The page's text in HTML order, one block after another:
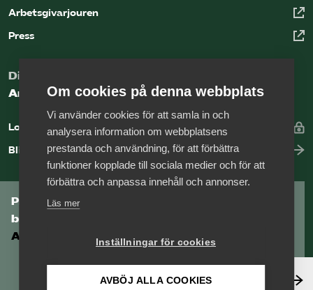
Arbetsgivarjouren
Press
Digital kunskapsbank för arbetsgivare
Arbetsgivarguiden
Logga in
Bli medlem
Prenumerera på Tågföretagens
branschnyhetsbrev
Aktuell info direkt i din inkorg.
Anmäl dig här
Om cookies på denna webbplats
Vi använder cookies för att samla in och
analysera information om webbplatsens
prestanda och användning, för att förbättra
funktioner kopplade till sociala medier och för att
förbättra och anpassa innehåll och annonser.
Läs mer
Inställningar för cookies
AVBÖJ ALLA COOKIES